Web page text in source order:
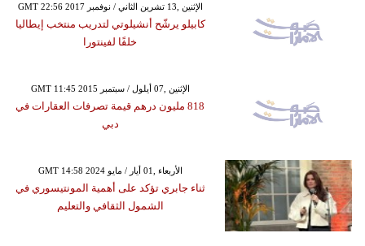
GMT 22:56 2017 الإثنين ,13 تشرين الثاني / نوفمبر
كابيلو يرشّح أنشيلوتي لتدريب منتخب إيطاليا
خلفًا لفينتورا
GMT 11:45 2015 الإثنين ,07 أيلول / سبتمبر
818 مليون درهم قيمة تصرفات العقارات في
دبي
GMT 14:58 2024 الأربعاء ,01 أيار / مايو
ثناء جابري تؤكد على أهمية المونتيسوري في
الشمول الثقافي والتعليم